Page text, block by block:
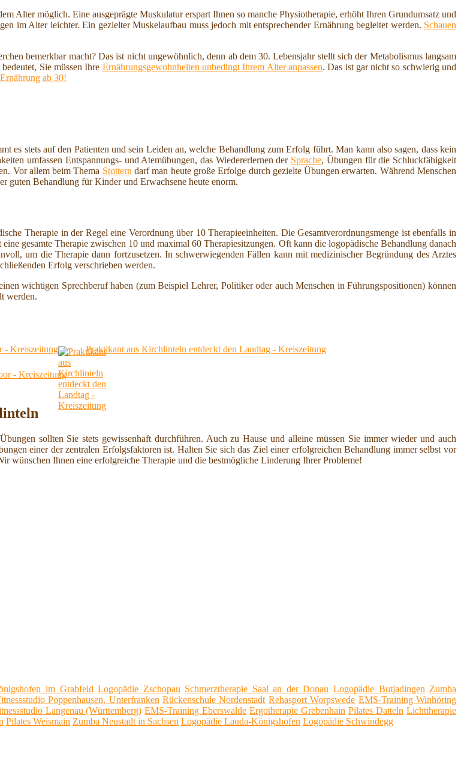
Alter möglich. Eine ausgeprägte Muskulatur erspart Ihnen so manche Physiotherapie, erhöht Ihren Grundumsatz und
im Alter leichter. Ein gezielter Muskelaufbau muss jedoch mit entsprechender Ernährung begleitet werden. Schauen
bemerkbar macht? Das ist nicht ungewöhnlich, denn ab dem 30. Lebensjahr stellt sich der Metabolismus langsam
Sie müssen Ihre Ernährungsgewohnheiten unbedingt Ihrem Alter anpassen. Das ist gar nicht so schwierig und
ab 30!
es stets auf den Patienten und sein Leiden an, welche Behandlung zum Erfolg führt. Man kann also sagen, dass kein
umfassen Entspannungs- und Atemübungen, das Wiedererlernen der Sprache, Übungen für die Schluckfähigkeit
Vor allem beim Thema Stottern darf man heute große Erfolge durch gezielte Übungen erwarten. Während Menschen
guten Behandlung für Kinder und Erwachsene heute enorm.
Therapie in der Regel eine Verordnung über 10 Therapieeinheiten. Die Gesamtverordnungsmenge ist ebenfalls in
gesamte Therapie zwischen 10 und maximal 60 Therapiesitzungen. Oft kann die logopädische Behandlung danach
um die Therapie dann fortzusetzen. In schwerwiegenden Fällen kann mit medizinischer Begründung des Arztes
Erfolg verschrieben werden.
wichtigen Sprechberuf haben (zum Beispiel Lehrer, Politiker oder auch Menschen in Führungspositionen) können
werden.
- Kreiszeitung Praktikant aus Kirchlinteln entdeckt den Landtag - Kreiszeitung
- Kreiszeitung
sollten Sie stets gewissenhaft durchführen. Auch zu Hause und alleine müssen Sie immer wieder und auch
einer der zentralen Erfolgsfaktoren ist. Halten Sie sich das Ziel einer erfolgreichen Behandlung immer selbst vor
wünschen Ihnen eine erfolgreiche Therapie und die bestmögliche Linderung Ihrer Probleme!
im Grabfeld Logopädie Zschopau Schmerztherapie Saal an der Donau Logopädie Butjadingen Zumba
Poppenhausen, Unterfranken Rückenschule Nordenstadt Rehasport Worpswede EMS-Training Winhöring
Langenau (Württemberg) EMS-Training Eberswalde Ergotherapie Grebenhain Pilates Datteln Lichttherapie
Pilates Weismain Zumba Neustadt in Sachsen Logopädie Lauda-Königshofen Logopädie Schwindegg